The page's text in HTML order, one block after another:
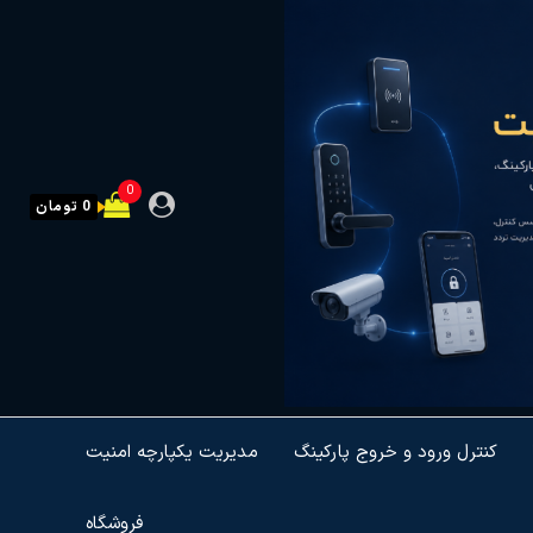
0
0 تومان
مدیریت یکپارچه امنیت کنترل ورود و خروج پارکینگ
فروشگاه